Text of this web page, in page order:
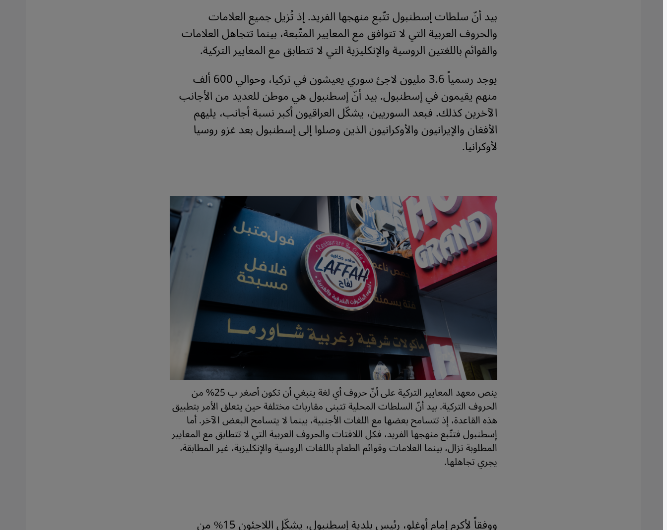
بيد أنّ سلطات إسطنبول تتّبع منهجها الفريد. إذ تُزيل جميع العلامات
والحروف العربية التي لا تتوافق مع المعايير المتّبعة، بينما تتجاهل العلامات
والقوائم باللغتين الروسية والإنكليزية التي لا تتطابق مع المعايير التركية.
يوجد رسمياً 3.6 مليون لاجئ سوري يعيشون في تركيا، وحوالي 600 ألف
منهم يقيمون في إسطنبول. بيد أنّ إسطنبول هي موطن للعديد من الأجانب
الآخرين كذلك. فبعد السوريين، يشكّل العراقيون أكبر نسبة أجانب، يليهم
الأفغان والإيرانيون والأوكرانيون الذين وصلوا إلى إسطنبول بعد غزو روسيا
لأوكرانيا.
ينص معهد المعايير التركية على أنّ حروف أي لغة ينبغي أن تكون أصغر ب 25% من
الحروف التركية. بيد أنّ السلطات المحلية تتبنى مقاربات مختلفة حين يتعلق الأمر بتطبيق
هذه القاعدة، إذ تتسامح بعضها مع اللغات الأجنبية، بينما لا يتسامح البعض الآخر. أما
إسطنبول فتتّبع منهجها الفريد، فكل اللافتات والحروف العربية التي لا تتطابق مع المعايير
المطلوبة تزال، بينما العلامات وقوائم الطعام باللغات الروسية والإنكليزية، غير المطابقة،
يجري تجاهلها.
ووفقاً لأكرم إمام أوغلو، رئيس بلدية إسطنبول، يشكّل اللاجئون 15% من